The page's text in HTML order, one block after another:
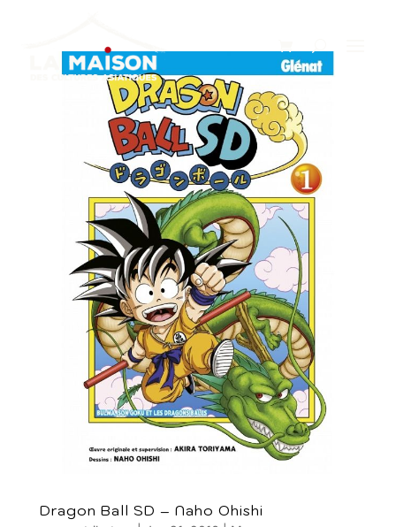
Dragon Ball SD – Naho Ohishi